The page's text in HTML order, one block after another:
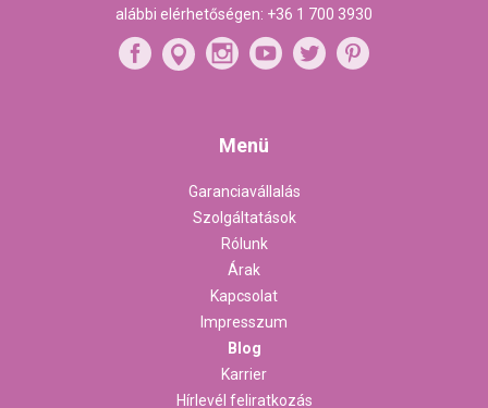
alábbi elérhetőségen: +36 1 700 3930
Menü
Garanciavállalás
Szolgáltatások
Rólunk
Árak
Kapcsolat
Impresszum
Blog
Karrier
Hírlevél feliratkozás